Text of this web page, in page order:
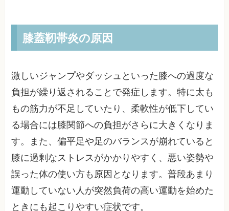
膝蓋靭帯炎の原因
激しいジャンプやダッシュといった膝への過度な
負担が繰り返されることで発症します。特に太も
もの筋力が不足していたり、柔軟性が低下してい
る場合には膝関節への負担がさらに大きくなりま
す。また、偏平足や足のバランスが崩れていると
膝に過剰なストレスがかかりやすく、悪い姿勢や
誤った体の使い方も原因となります。普段あまり
運動していない人が突然負荷の高い運動を始めた
ときにも起こりやすい症状です。